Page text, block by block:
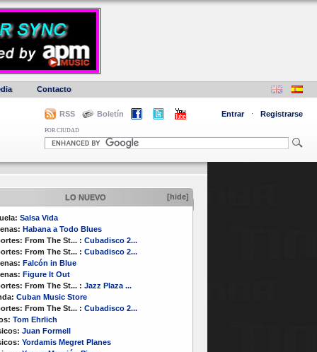
Contacto
RSS Boletín Entrar · Registrarse
POR CIUDAD
LO NUEVO [hide]
Salsa Vida
Habana a Todo Blues
From The St... : Cubadisco 2...
From The St... : Cubadisco 2...
Falcón in Blue
Figure It Out
From The St... : Jazz Plaza ...
Cuban Music Store
From The St... : Cubadisco 2...
Tom Ehrlich
Juan Formell
Yordamis Megret Planes